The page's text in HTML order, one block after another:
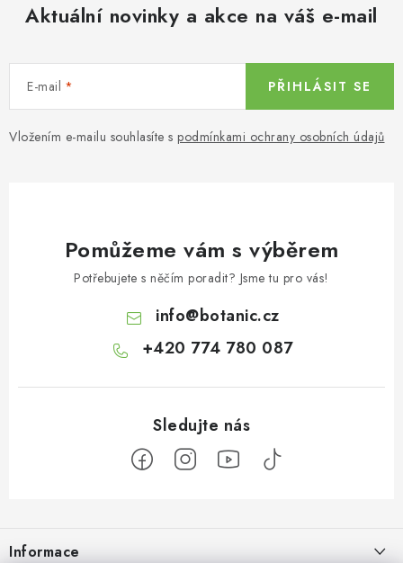
Aktuální novinky a akce na váš e-mail
E-mail
Vložením e-mailu souhlasíte s podmínkami ochrany osobních údajů
PŘIHLÁSIT SE
Pomůžeme vám s výběrem
Potřebujete s něčím poradit? Jsme tu pro vás!
info@botanic.cz
+420 774 780 087
Informace